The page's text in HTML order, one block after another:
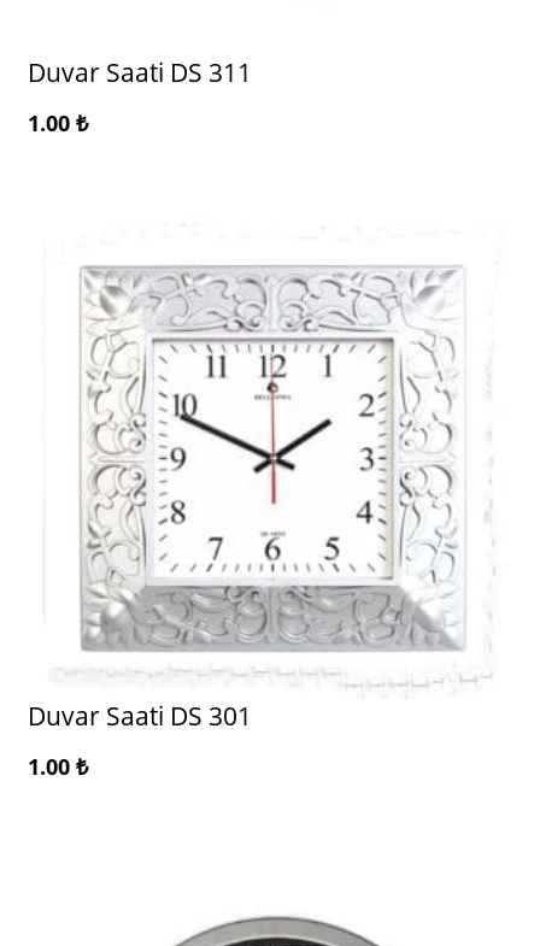
Duvar Saati DS 311
1.00 ₺
Duvar Saati DS 301
1.00 ₺